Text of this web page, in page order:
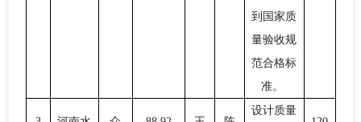
到国家质
量验收规
范合格标
准。
设计质量